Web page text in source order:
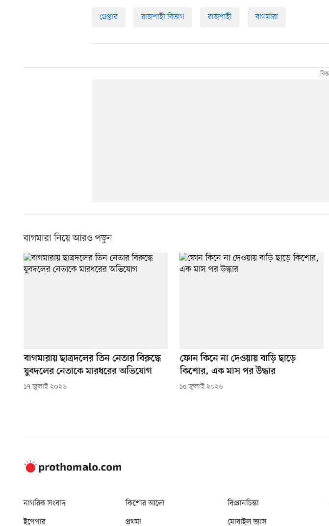
গ্রেপ্তার রাজশাহী বিভাগ রাজশাহী বাগমারা
বাগমারা নিয়ে আরও পড়ুন
বাগমারায় ছাত্রদলের তিন নেতার বিরুদ্ধে
যুবদলের নেতাকে মারধরের অভিযোগ
১৭ জুলাই ২০২৬
ফোন কিনে না দেওয়ায় বাড়ি ছাড়ে
কিশোর, এক মাস পর উদ্ধার
১৫ জুলাই ২০২৬
নাগরিক সংবাদ কিশোর আলো বিজ্ঞানচিন্তা
ইপেপার
প্রথমা মোবাইল ভ্যাস